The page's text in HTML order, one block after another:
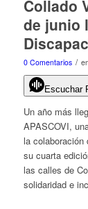
Collado
de junio
0 Comentarios / en
Escuchar
Un año más
APASCOVI,
la
su cuarta
las calles de
solidaridad e